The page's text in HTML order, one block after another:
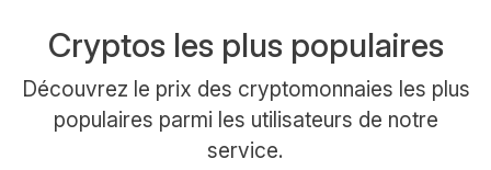
Cryptos les plus populaires
Découvrez le prix des cryptomonnaies les plus
populaires parmi les utilisateurs de notre
service.